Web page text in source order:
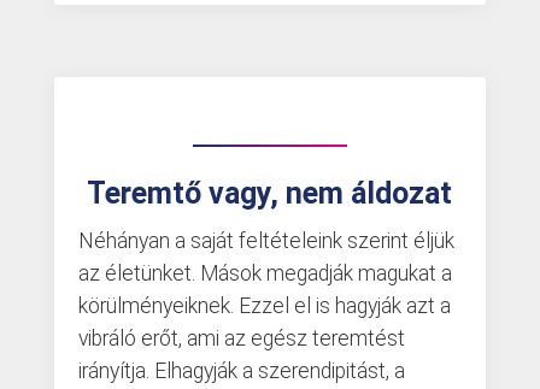
Teremtő vagy, nem áldozat
Néhányan a saját feltételeink szerint éljük
az életünket. Mások megadják magukat a
körülményeiknek. Ezzel el is hagyják azt a
vibráló erőt, ami az egész teremtést
irányítja. Elhagyják a szerendipitást, a